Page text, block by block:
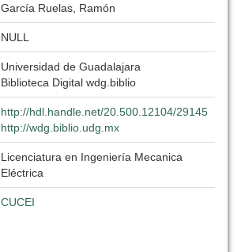
García Ruelas, Ramón
NULL
Universidad de Guadalajara
Biblioteca Digital wdg.biblio
http://hdl.handle.net/20.500.12104/29145
http://wdg.biblio.udg.mx
Licenciatura en Ingeniería Mecanica
Eléctrica
CUCEI